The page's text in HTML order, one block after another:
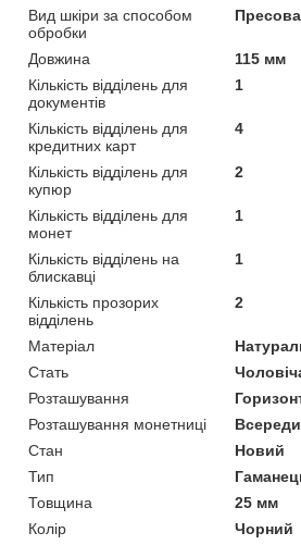
Вид шкіри за способом
обробки
Довжина
115 мм
Кількість відділень для
документів
1
Кількість відділень для
кредитних карт
4
Кількість відділень для
купюр
2
Кількість відділень для
монет
1
Кількість відділень на
блискавці
1
Кількість прозорих
відділень
2
Матеріал
Стать
Розташування
Розташування монетниці
Стан
Новий
Тип
Товщина
25 мм
Колір
Чорний